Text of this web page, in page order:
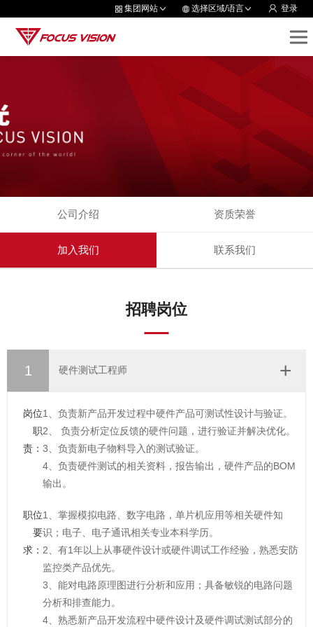
集团网站 选择区域/语言 登录
公司介绍 资质荣誉
加入我们 联系我们
招聘岗位
1 硬件测试工程师
岗位
职
责：
1、负责新产品开发过程中硬件产品可测试性设计与验证。
2、 负责分析定位反馈的硬件问题，进行验证并解决优化。
3、负责新电子物料导入的测试验证。
4、负责硬件测试的相关资料，报告输出，硬件产品的BOM
输出。
职位
要
求：
1、掌握模拟电路、数字电路，单片机应用等相关硬件知
识；电子、电子通讯相关专业本科学历。
2、有1年以上从事硬件设计或硬件调试工作经验，熟悉安防
监控类产品优先。
3、能对电路原理图进行分析和应用；具备敏锐的电路问题
分析和排查能力。
4、熟悉新产品开发流程中硬件设计及硬件调试测试部分的